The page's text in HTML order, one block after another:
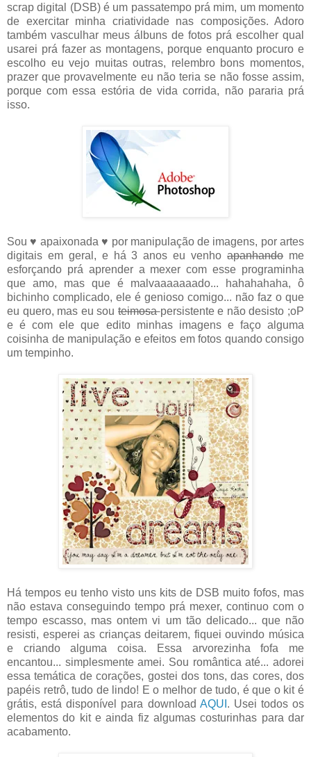
scrap digital (DSB) é um passatempo prá mim, um momento
de exercitar minha criatividade nas composições. Adoro
também vasculhar meus álbuns de fotos prá escolher qual
usarei prá fazer as montagens, porque enquanto procuro e
escolho eu vejo muitas outras, relembro bons momentos,
prazer que provavelmente eu não teria se não fosse assim,
porque com essa estória de vida corrida, não pararia prá
isso.
Sou ♥ apaixonada ♥ por manipulação de imagens, por artes
digitais em geral, e há 3 anos eu venhoapanhando me
esforçando prá aprender a mexer com esse programinha
que amo, mas que é malvaaaaaaado... hahahahaha, ô
bichinho complicado, ele é genioso comigo... não faz o que
eu quero, mas eu sou teimosapersistente e não desisto ;oP
e é com ele que edito minhas imagens e faço alguma
coisinha de manipulação e efeitos em fotos quando consigo
um tempinho.
Há tempos eu tenho visto uns kits de DSB muito fofos, mas
não estava conseguindo tempo prá mexer, continuo com o
tempo escasso, mas ontem vi um tão delicado... que não
resisti, esperei as crianças deitarem, fiquei ouvindo música
e criando alguma coisa. Essa arvorezinha fofa me
encantou... simplesmente amei. Sou romântica até... adorei
essa temática de corações, gostei dos tons, das cores, dos
papéis retrô, tudo de lindo! E o melhor de tudo, é que o kit é
grátis, está disponível para download AQUI . Usei todos os
elementos do kit e ainda fiz algumas costurinhas para dar
acabamento.